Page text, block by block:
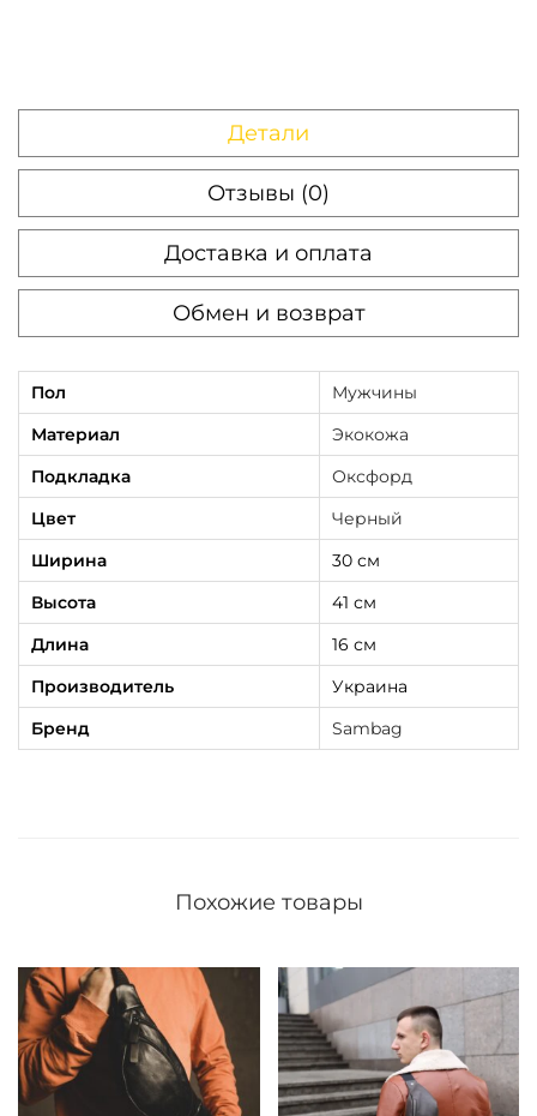
Детали
Отзывы (0)
Доставка и оплата
Обмен и возврат
Пол
Мужчины
Материал
Экокожа
Подкладка
Оксфорд
Цвет
Черный
Ширина
30 см
Высота
41 см
Длина
16 см
Производитель
Украина
Бренд
Sambag
Похожие товары